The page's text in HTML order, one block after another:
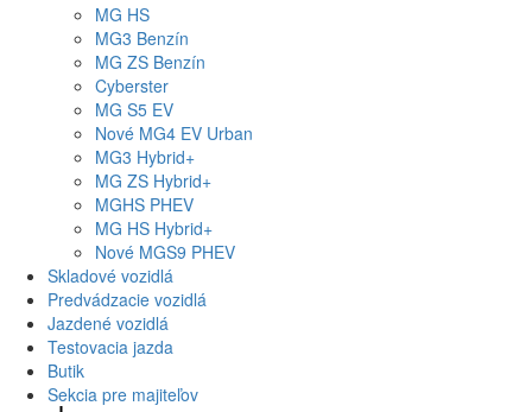
MG HS
MG3 Benzín
MG ZS Benzín
Cyberster
MG S5 EV
Nové MG4 EV Urban
MG3 Hybrid+
MG ZS Hybrid+
MGHS PHEV
MG HS Hybrid+
Nové MGS9 PHEV
Skladové vozidlá
Predvádzacie vozidlá
Jazdené vozidlá
Testovacia jazda
Butik
Sekcia pre majiteľov